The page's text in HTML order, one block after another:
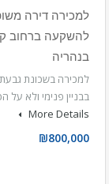
למכירה דירה
להשקעה ברחוב
בנהריה
למכירה בשכונת
בבניין פנימי ולא על
More Details
₪800,000